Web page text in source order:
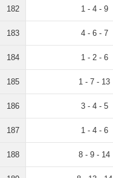
182 1 - 4 - 9
183 4 - 6 - 7
184 1 - 2 - 6
185 1 - 7 - 13
186 3 - 4 - 5
187 1 - 4 - 6
188 8 - 9 - 14